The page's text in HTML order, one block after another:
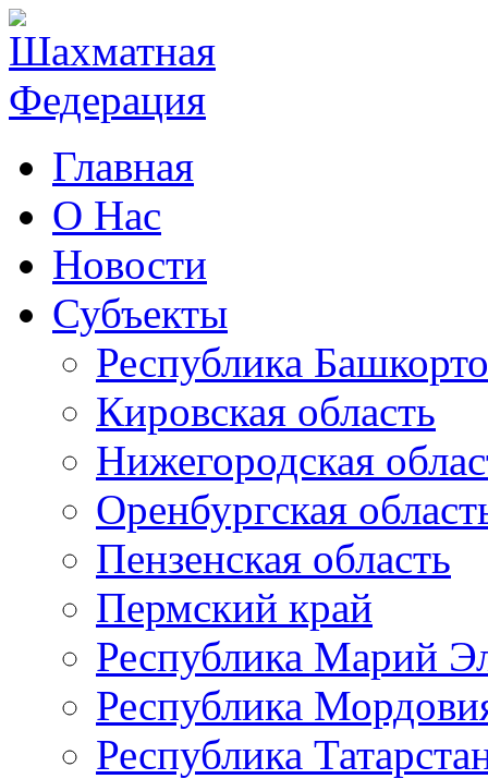
Главная
О Нас
Новости
Субъекты
Республика
Кировская область
Нижегородская
Оренбургская
Пензенская область
Пермский край
Республика Марий
Республика
Республика